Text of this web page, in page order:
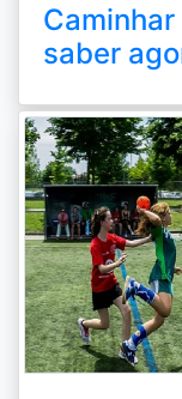
Caminhar
saber